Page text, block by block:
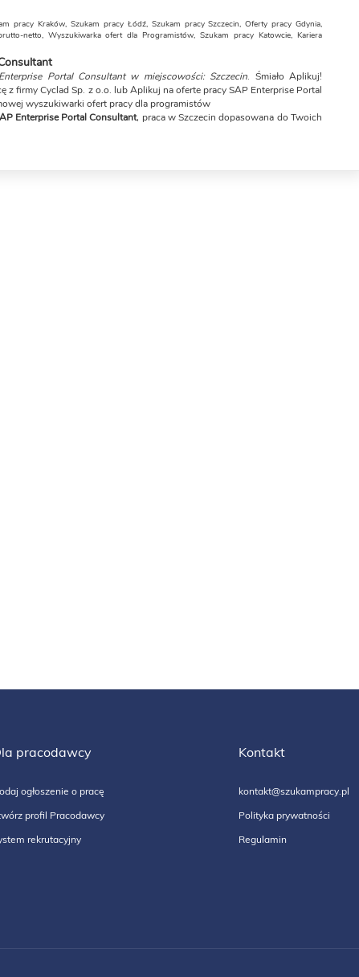
pracy Kraków, Szukam pracy Łódź, Szukam pracy Szczecin,Oferty pracy Gdynia,
netto, Wyszukiwarka ofert dla Programistów,Szukam pracy Katowcie,Kariera
Portal Consultant w miejscowości: Szczecin. Śmiało Aplikuj!
z firmy Cyclad Sp. z o.o. lub Aplikuj na oferte pracy SAP Enterprise Portal
wyszukiwarki ofert pracy dla programistów
Enterprise Portal Consultant, praca w Szczecin dopasowana do Twoich
pracodawcy
ogłoszenie o pracę
profil Pracodawcy
rekrutacyjny
Kontakt
kontakt@szukampracy.pl
Polityka prywatności
Regulamin